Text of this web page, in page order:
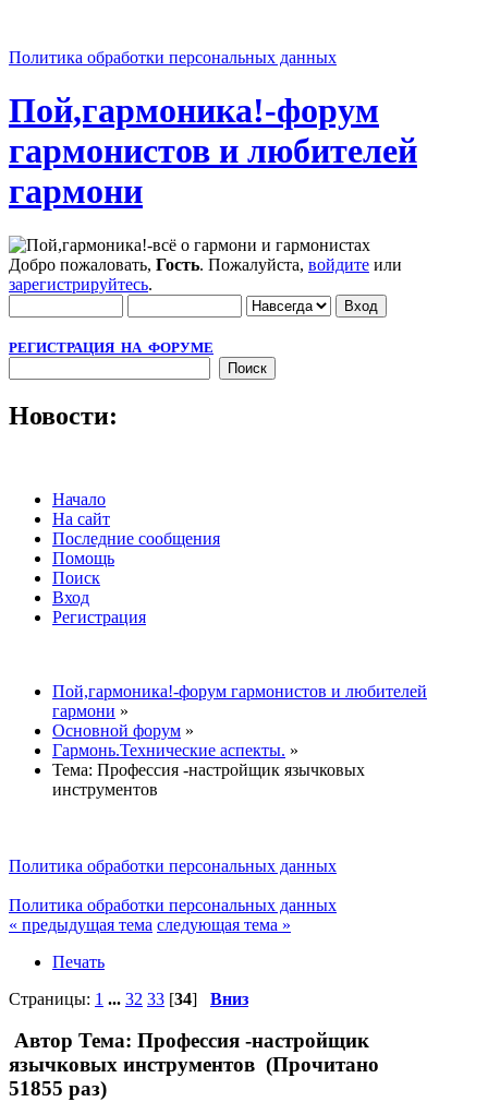
Политика обработки персональных данных
Пой,гармоника!-форум
гармонистов и любителей
гармони
Добро пожаловать, Гость. Пожалуйста, войдите или
зарегистрируйтесь.
РЕГИСТРАЦИЯ НА ФОРУМЕ
Новости:
Начало
На сайт
Последние сообщения
Помощь
Поиск
Вход
Регистрация
Пой,гармоника!-форум гармонистов и любителей
гармони »
Основной форум »
Гармонь.Технические аспекты. »
Тема: Профессия -настройщик язычковых
инструментов
Политика обработки персональных данных
Политика обработки персональных данных
« предыдущая тема следующая тема »
Печать
Страницы: 1 ... 32 33 [34] Вниз
Автор Тема: Профессия -настройщик
язычковых инструментов (Прочитано
51855 раз)